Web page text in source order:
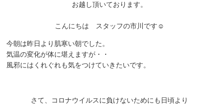
お越し頂いております。
こんにちは スタッフの市川です☺
今朝は昨日より肌寒い朝でした。
気温の変化が体に堪えますが・・
風邪にはくれぐれも気をつけていきたいです。
さて、コロナウイルスに負けないためにも日頃より